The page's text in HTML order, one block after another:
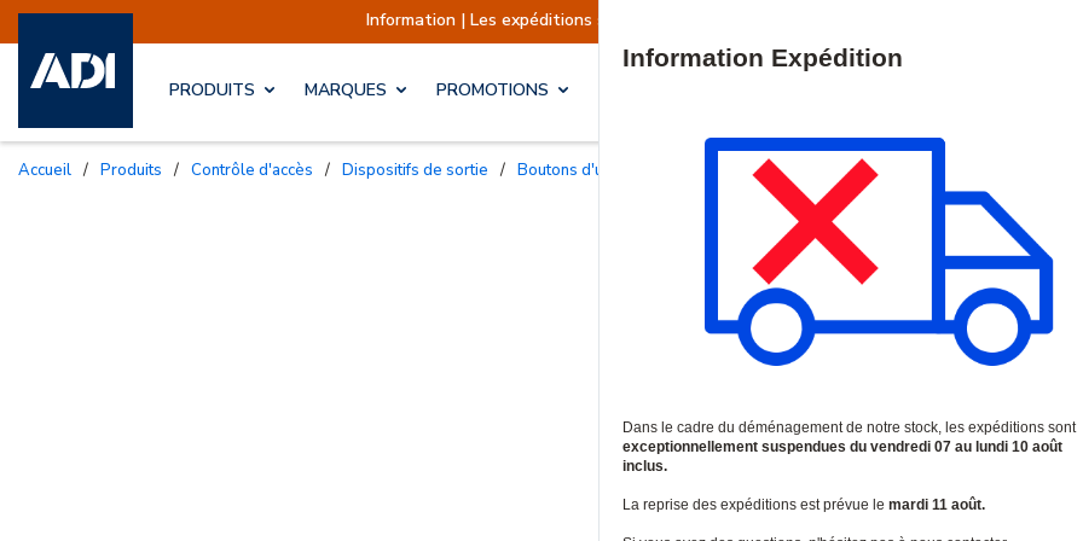
Information | Les expéditions sont actuellement suspendues Reprise prévue le mardi 11
PRODUITS MARQUES PROMOTIONS
Accueil / Produits / Contrôle d'accès / Dispositifs de sortie / Boutons d'urgence